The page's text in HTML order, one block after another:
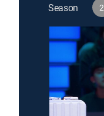
Season 2